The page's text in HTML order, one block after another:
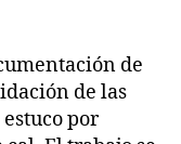
de
de las
por